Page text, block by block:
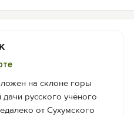
на склоне горы
русского учёного
от Сухумского